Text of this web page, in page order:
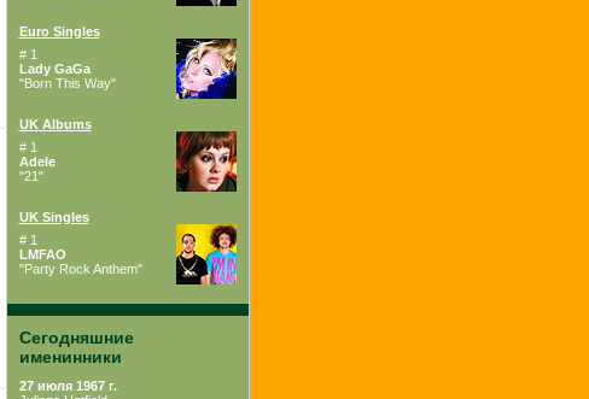
Euro Singles
# 1
Lady GaGa
"Born This Way"
UK Albums
# 1
Adele
"21"
UK Singles
# 1
LMFAO
"Party Rock Anthem"
Сегодняшние
именинники
27 июля 1967 г.